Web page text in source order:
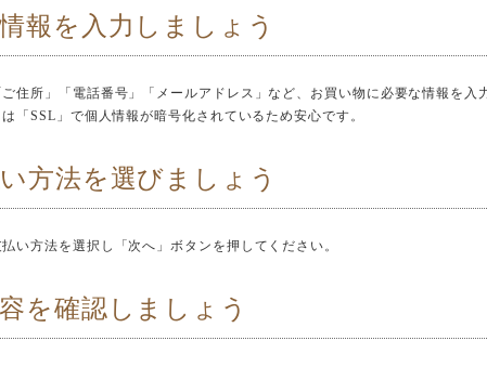
報を入力しましょう
ご住所」「電話番号」「メールアドレス」など、お買い物に必要な情報を入
「SSL」で個人情報が暗号化されているため安心です。
方法を選びましょう
い方法を選択し「次へ」ボタンを押してください。
を確認しましょう